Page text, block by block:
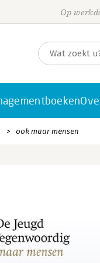
Op
ook maar mensen